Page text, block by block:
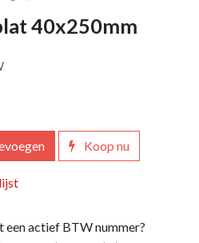
40x250mm
Koop nu
een actief BTW nummer?